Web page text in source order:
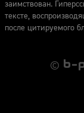
заимствован.
тексте,
после цитируемого
©